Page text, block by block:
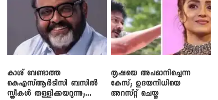
കാശ് വേണ്ടാത്ത
കെഎസ്ആർടിസി ബസിൽ
സ്ത്രീകൾ തള്ളിക്കയറുന്നു;
തൃഷയെ അപമാനിച്ചെന്ന
കേസ്; ഉദയനിധിയെ
അറസ്റ്റ് ചെയ്തു